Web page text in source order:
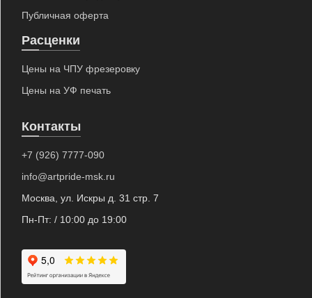
Публичная оферта
Расценки
Цены на ЧПУ фрезеровку
Цены на УФ печать
Контакты
+7 (926) 7777-090
info@artpride-msk.ru
Москва, ул. Искры д. 31 стр. 7
Пн-Пт: / 10:00 до 19:00